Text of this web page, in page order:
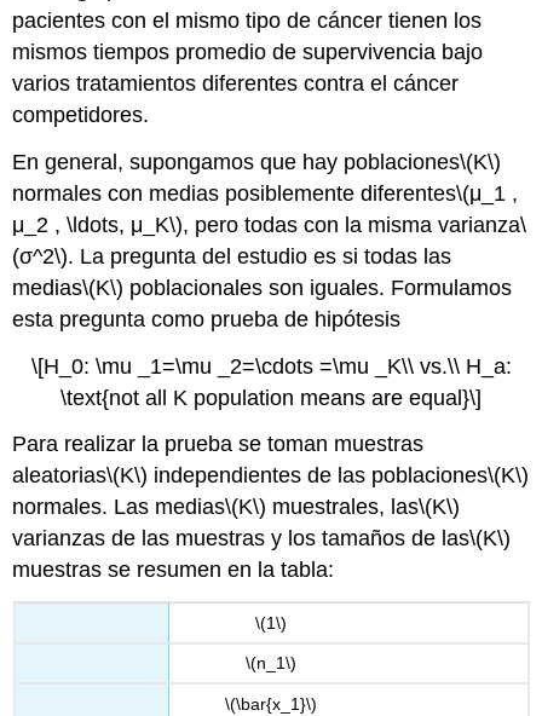
pacientes con el mismo tipo de cáncer tienen los
mismos tiempos promedio de supervivencia bajo
varios tratamientos diferentes contra el cáncer
competidores.
En general, supongamos que hay poblaciones\(K\)
normales con medias posiblemente diferentes\(μ_1 ,
μ_2 , \ldots, μ_K\), pero todas con la misma varianza\
(σ^2\). La pregunta del estudio es si todas las
medias\(K\) poblacionales son iguales. Formulamos
esta pregunta como prueba de hipótesis
\[H_0: \mu _1=\mu _2=\cdots =\mu _K\\ vs.\\ H_a:
\text{not all K population means are equal}\]
Para realizar la prueba se toman muestras
aleatorias\(K\) independientes de las poblaciones\(K\)
normales. Las medias\(K\) muestrales, las\(K\)
varianzas de las muestras y los tamaños de las\(K\)
muestras se resumen en la tabla:
\(1\)
\(n_1\)
\(\bar{x_1}\)